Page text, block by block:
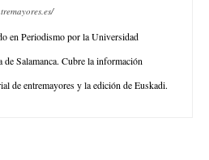
en Periodismo por la Universidad
de Salamanca. Cubre la información
de entremayores y la edición de Euskadi.